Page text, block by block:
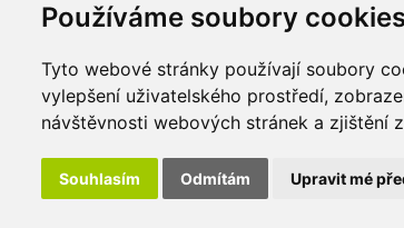
Používáme soubory
Tyto webové stránky používají soubory
vylepšení uživatelského prostředí,
návštěvnosti webových stránek a zjištění
Souhlasím Odmítám Upravit mé